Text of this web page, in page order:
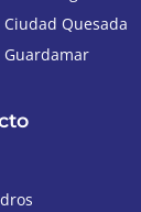
Quesada
Guardamar